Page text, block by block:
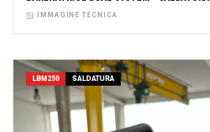
IMMAGINE TECNICA
LBM250 SALDATURA